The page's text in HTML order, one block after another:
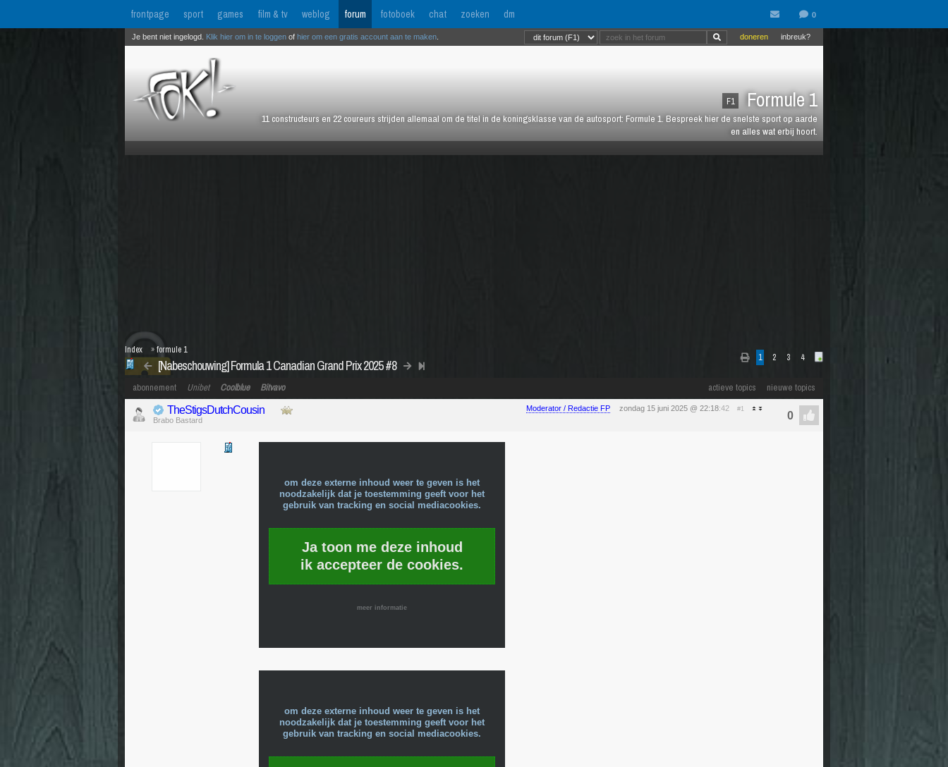
frontpage sport games film & tv weblog forum fotoboek chat zoeken dm
F1 Formule 1
11 constructeurs en 22 coureurs strijden allemaal om de titel in de koningsklasse van de autosport: Formule 1. Bespreek hier de snelste sport op aarde
en alles wat erbij hoort.
inbreuk?
doneren
Je bent niet ingelogd. Klik hier om in te loggen of hier om een gratis account aan te maken
1 2 3 4
[Nabeschouwing] Formula 1 Canadian Grand Prix 2025 #8
Index »formule 1
actieve topics nieuwe topics
abonnement Unibet Coolblue Bitvavo
Moderator / Redactie FP zondag 15 juni 2025 @ 22:18:42 #1
TheStigsDutchCousin
Brabo Bastard
om deze externe inhoud weer te geven is het
noodzakelijk dat je toestemming geeft voor het
gebruik van tracking en social mediacookies.
Ja toon me deze inhoud
ik accepteer de cookies.
meer informatie
om deze externe inhoud weer te geven is het
noodzakelijk dat je toestemming geeft voor het
gebruik van tracking en social mediacookies.